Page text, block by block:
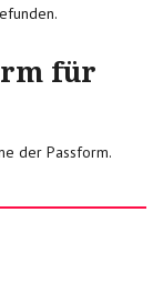
für
der Passform.